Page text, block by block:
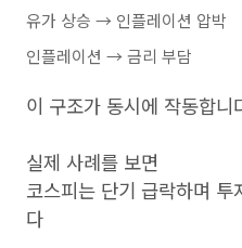
유가 상승 → 인플레이션 압박
인플레이션 → 금리 부담
이 구조가 동시에 작동합니
실제 사례를 보면
코스피는 단기 급락하며 투
다